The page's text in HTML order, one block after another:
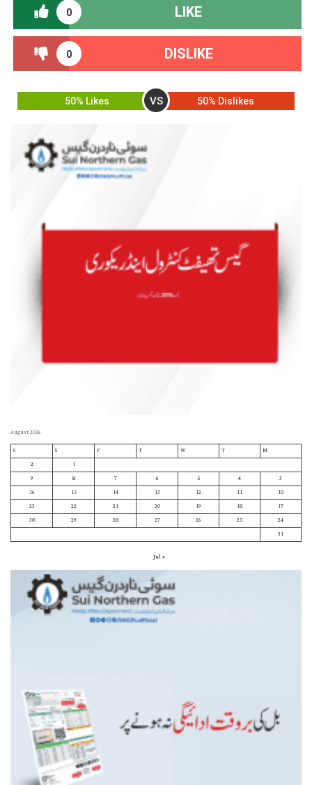
0 LIKE
0 DISLIKE
50% Likes VS 50% Dislikes
August 2026
M
T
W
T
F
S
S
1
2
3
4
5
6
7
8
9
10
11
12
13
14
15
16
17
18
19
20
21
22
23
24
25
26
27
28
29
30
31
« Jul